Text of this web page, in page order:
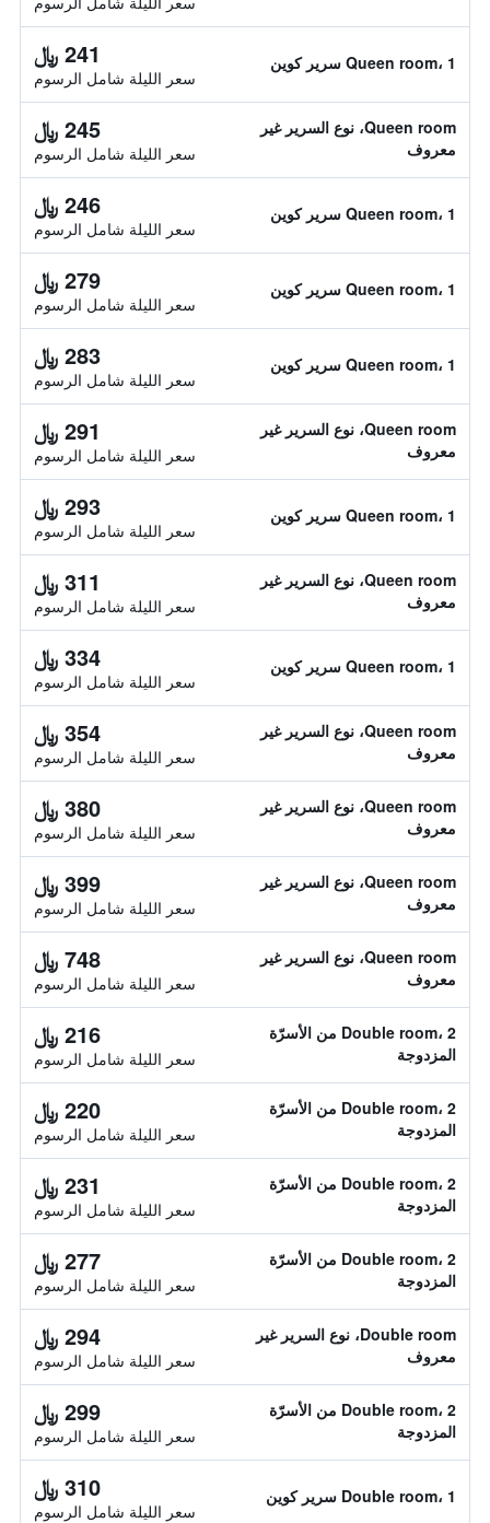
Queen room، 1 سرير كوين 241 ﷼
سعر الليلة شامل الرسوم
Queen room، نوع السرير غير
معروف
245 ﷼
سعر الليلة شامل الرسوم
Queen room، 1 سرير كوين 246 ﷼
سعر الليلة شامل الرسوم
Queen room، 1 سرير كوين 279 ﷼
سعر الليلة شامل الرسوم
Queen room، 1 سرير كوين 283 ﷼
سعر الليلة شامل الرسوم
Queen room، نوع السرير غير
معروف
291 ﷼
سعر الليلة شامل الرسوم
Queen room، 1 سرير كوين 293 ﷼
سعر الليلة شامل الرسوم
Queen room، نوع السرير غير
معروف
311 ﷼
سعر الليلة شامل الرسوم
Queen room، 1 سرير كوين 334 ﷼
سعر الليلة شامل الرسوم
Queen room، نوع السرير غير
معروف
354 ﷼
سعر الليلة شامل الرسوم
Queen room، نوع السرير غير
معروف
380 ﷼
سعر الليلة شامل الرسوم
Queen room، نوع السرير غير
معروف
399 ﷼
سعر الليلة شامل الرسوم
Queen room، نوع السرير غير
معروف
748 ﷼
سعر الليلة شامل الرسوم
Double room، 2 من الأسرّة
المزدوجة
216 ﷼
سعر الليلة شامل الرسوم
Double room، 2 من الأسرّة
المزدوجة
220 ﷼
سعر الليلة شامل الرسوم
Double room، 2 من الأسرّة
المزدوجة
231 ﷼
سعر الليلة شامل الرسوم
Double room، 2 من الأسرّة
المزدوجة
277 ﷼
سعر الليلة شامل الرسوم
Double room، نوع السرير غير
معروف
294 ﷼
سعر الليلة شامل الرسوم
Double room، 2 من الأسرّة
المزدوجة
299 ﷼
سعر الليلة شامل الرسوم
Double room، 1 سرير كوين 310 ﷼
سعر الليلة شامل الرسوم